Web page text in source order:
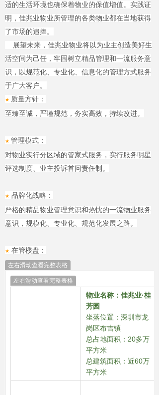
适的生活环境也确保着物业的保值增值。实践证
明，佳兆业物业所管理的各类物业都在当地获得
了市场的追捧。
展望未来，佳兆业物业将以为业主创造美好生
活空间为己任，牢固树立精品管理和一流服务意
识，以规范化、专业化、信息化的管理方式服务
于广大客户。
★ 质量方针：
至臻至诚，严谨规范，务实高效，持续改进。
★ 管理模式：
对物业实行分区域的管家式服务，实行服务明星
评选制度、业主投诉首问责任制。
★ 品牌化战略：
严格的精品物业管理意识和热忱的一流物业服务
意识，规模化、专业化、规范化发展之路。
★ 在管楼盘：
左右滑动查看完整表格
左右滑动查看完整表格
物业名称：佳兆业·桂
芳园
坐落位置： 深圳市龙
岗区布吉镇
总占地面积：20多万
平方米
总建筑面积：近60万
平方米